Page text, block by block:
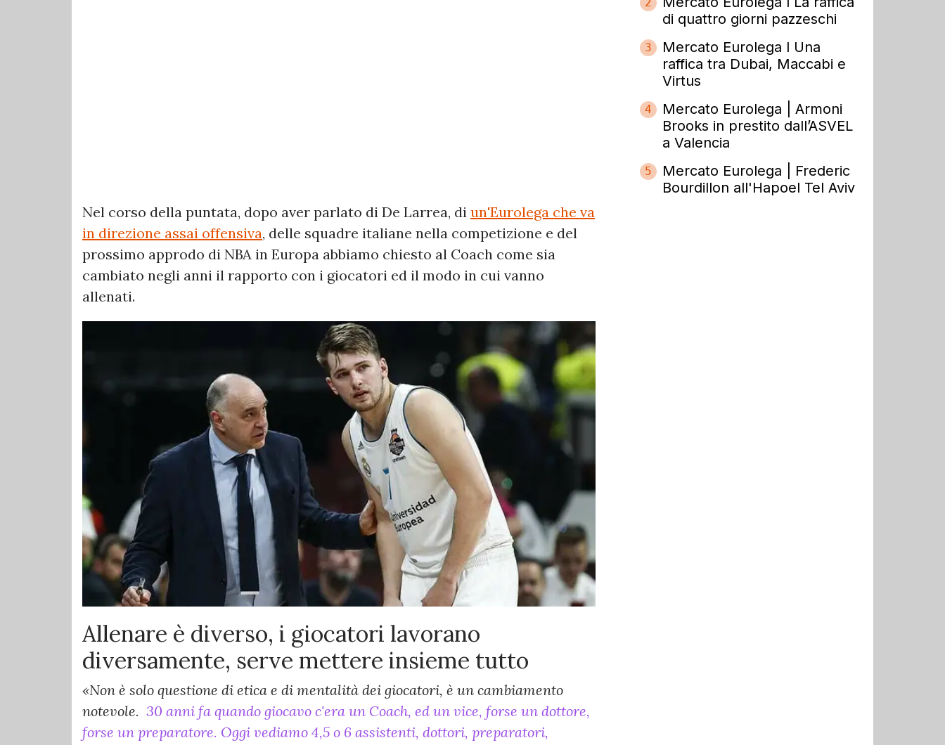
Nel corso della puntata, dopo aver parlato di De Larrea, di un'Eurolega che va
in direzione assai offensiva, delle squadre italiane nella competizione e del
prossimo approdo di NBA in Europa abbiamo chiesto al Coach come sia
cambiato negli anni il rapporto con i giocatori ed il modo in cui vanno
allenati.
Allenare è diverso, i giocatori lavorano
diversamente, serve mettere insieme tutto
«Non è solo questione di etica e di mentalità dei giocatori, è un cambiamento
notevole. 30 anni fa quando giocavo c'era un Coach, ed un vice, forse un dottore,
forse un preparatore. Oggi vediamo 4,5 o 6 assistenti, dottori, preparatori,
di quattro giorni pazzeschi
3
Mercato Eurolega l Una
raffica tra Dubai, Maccabi e
Virtus
4
Mercato Eurolega | Armoni
Brooks in prestito dall’ASVEL
a Valencia
5
Mercato Eurolega | Frederic
Bourdillon all'Hapoel Tel Aviv